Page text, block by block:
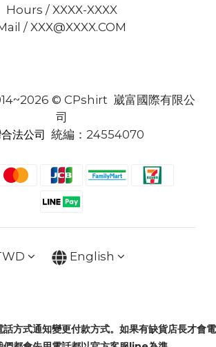
Hours / XXXX-XXXX
/ XXX@XXXX.COM
© CPshirt 崴富國際有限公
司
法公司 統編：24554070
English
方式通知變更付款方式。如果有缺貨店長才會電